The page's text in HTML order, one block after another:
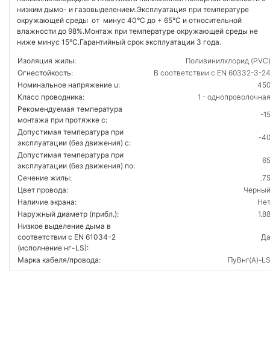
низким дымо- и газовыделением.Эксплуатация при температуре
окружающей среды от минус 40°C до + 65°C и относительной
влажности до 98%.Монтаж при температуре окружающей среды не
ниже минус 15°C.Гарантийный срок эксплуатации 3 года.
Изоляция жилы:
Поливинилхлорид (PVC)
Огнестойкость:
В соответствии с EN 60332-3-24
Номинальное напряжение u:
450
Класс проводника:
1 - однопроволочная
Рекомендуемая температура
монтажа при протяжке с:
-15
Допустимая температура при
эксплуатации (без движения) с:
-40
Допустимая температура при
эксплуатации (без движения) по:
65
Сечение жилы:
.75
Цвет провода:
Черный
Наличие экрана:
Нет
Наружный диаметр (прибл.):
1.88
Низкое выделение дыма в
соответствии с EN 61034-2
(исполнение нг-LS):
Да
Марка кабеля/провода: ПуВнг(А)-LS